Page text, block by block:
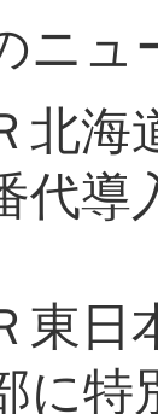
ニュ
北海
代導
東日
に特